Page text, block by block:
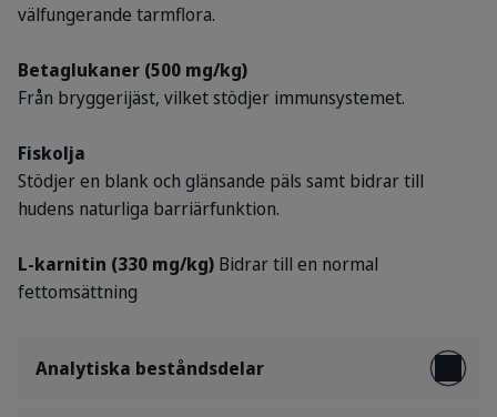
välfungerande tarmflora.
Betaglukaner (500 mg/kg)
Från bryggerijäst, vilket stödjer immunsystemet.
Fiskolja
Stödjer en blank och glänsande päls samt bidrar till
hudens naturliga barriärfunktion.
L-karnitin (330 mg/kg) Bidrar till en normal
fettomsättning
Analytiska beståndsdelar